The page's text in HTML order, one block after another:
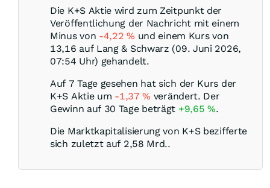
Die K+S Aktie wird zum Zeitpunkt der
Veröffentlichung der Nachricht mit einem
Minus von -4,22% und einem Kurs von
13,16 auf Lang & Schwarz (09. Juni 2026,
07:54 Uhr) gehandelt.
Auf 7 Tage gesehen hat sich der Kurs der
K+S Aktie um -1,37% verändert. Der
Gewinn auf 30 Tage beträgt +9,65%.
Die Marktkapitalisierung von K+S bezifferte
sich zuletzt auf 2,58 Mrd..